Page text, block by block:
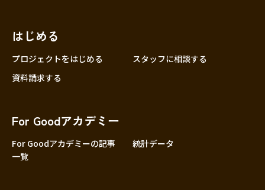
はじめる
プロジェクトをはじめる
スタッフに相談する
資料請求する
For Goodアカデミー
For Goodアカデミーの記事
一覧
統計データ